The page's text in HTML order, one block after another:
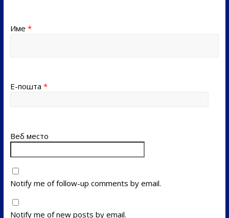
Име *
Е-пошта *
Веб место
Notify me of follow-up comments by email.
Notify me of new posts by email.